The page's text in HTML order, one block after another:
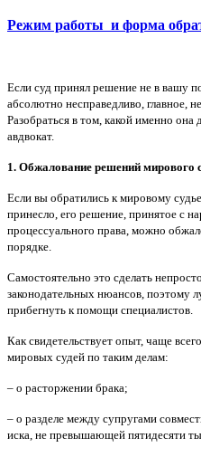
Режим работы и форма
Если суд принял решение не в вашу
абсолютно несправедливо, главное,
Разобраться в том, какой именно
авдвокат.
1. Обжалование решений мирового
Если вы обратились к мировому
принесло, его решение, принятое с
процессуального права, можно
порядке.
Самостоятельно это сделать
законодательных нюансов, поэтому
прибегнуть к помощи специалистов.
Как свидетельствует опыт, чаще
мировых судей по таким делам:
– о расторжении брака;
– о разделе между супругами
иска, не превышающей пятидесяти